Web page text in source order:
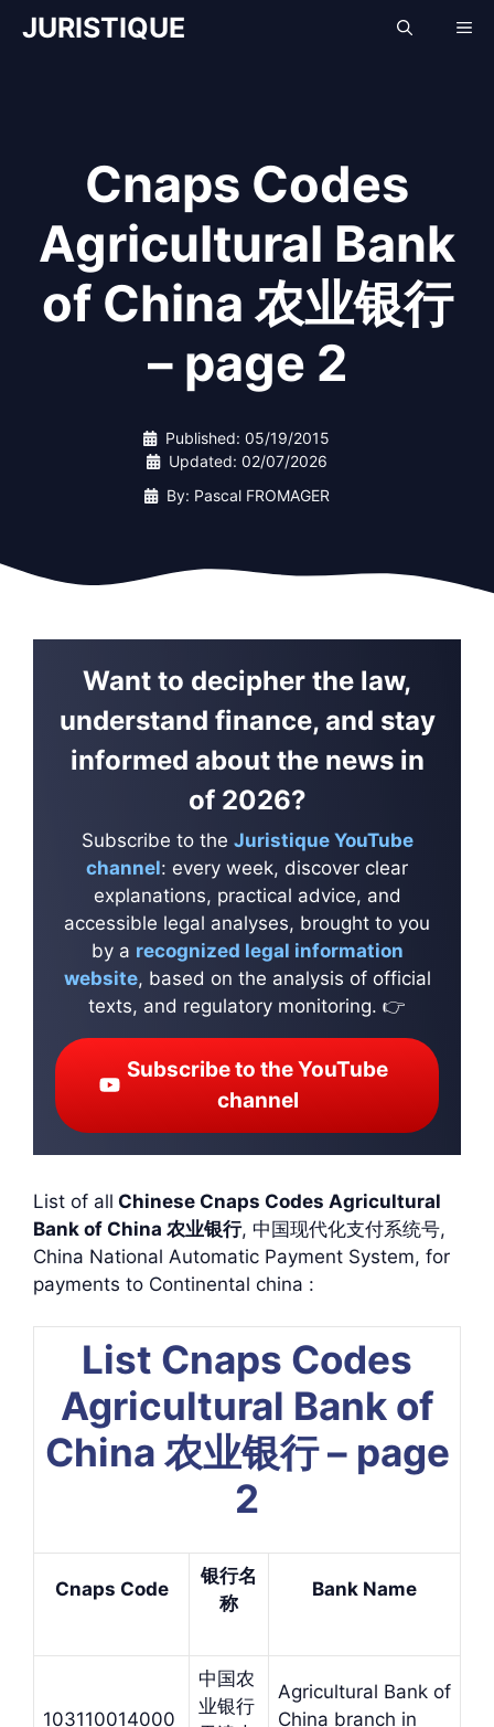
SkipJURISTIQUE
Cnaps Codes
Agricultural Bank
of China 农业银行
– page 2
Published: 05/19/2015
Updated: 02/07/2026
By: Pascal FROMAGER
Want to decipher the law,
understand finance, and stay
informed about the news in
of 2026?
Subscribe to the Juristique YouTube
channel: every week, discover clear
explanations, practical advice, and
accessible legal analyses, brought to you
by a recognized legal information
website, based on the analysis of official
texts, and regulatory monitoring. 👉
Subscribe to the YouTube
channel
List of all Chinese Cnaps Codes Agricultural
Bank of China 农业银行, 中国现代化支付系统号,
China National Automatic Payment System, for
payments to Continental china :
List Cnaps Codes
Agricultural Bank of
China 农业银行 – page
2
Cnaps Code
银行名
称
Bank Name
103110014000
中国农
业银行
Agricultural Bank of
China branch in